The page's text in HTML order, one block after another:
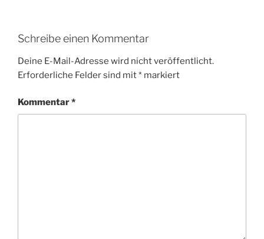
Schreibe einen Kommentar
Deine E-Mail-Adresse wird nicht veröffentlicht.
Erforderliche Felder sind mit* markiert
Kommentar*